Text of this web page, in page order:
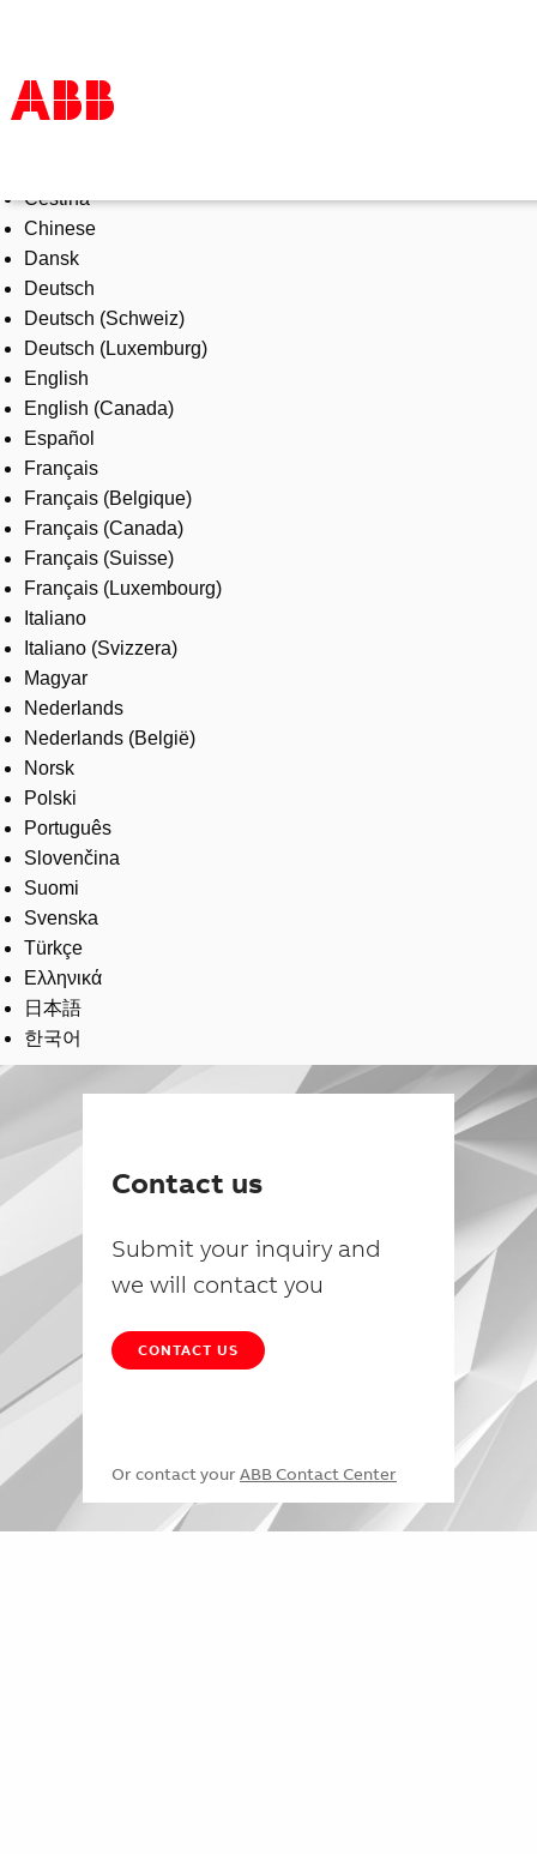
Products & Solutions
Industries
Services
About us
Where to buy
Contact us
Careers
Čeština
Chinese
Dansk
Deutsch
Deutsch (Schweiz)
Deutsch (Luxemburg)
English
English (Canada)
Español
Français
Français (Belgique)
Français (Canada)
Français (Suisse)
Français (Luxembourg)
Italiano
Italiano (Svizzera)
Magyar
Nederlands
Nederlands (België)
Norsk
Polski
Português
Slovenčina
Suomi
Svenska
Türkçe
Ελληνικά
日本語
한국어
Contact us
Submit your inquiry and
we will contact you
CONTACT US
Or contact your ABB Contact Center